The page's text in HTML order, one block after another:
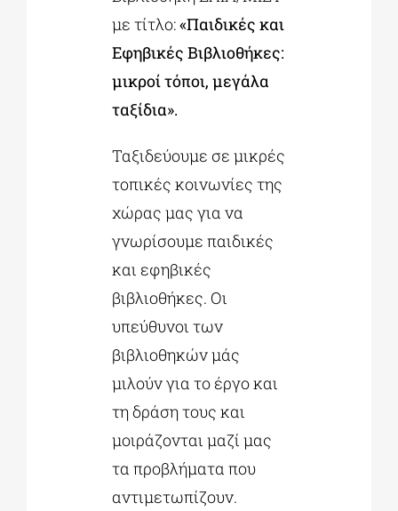
με τίτλο:«Παιδικές και
Εφηβικές Βιβλιοθήκες:
μικροί τόποι, μεγάλα
ταξίδια».
Ταξιδεύουμε σε μικρές
τοπικές κοινωνίες της
χώρας μας για να
γνωρίσουμε παιδικές
και εφηβικές
βιβλιοθήκες. Οι
υπεύθυνοι των
βιβλιοθηκών μάς
μιλούν για το έργο και
τη δράση τους και
μοιράζονται μαζί μας
τα προβλήματα που
αντιμετωπίζουν.